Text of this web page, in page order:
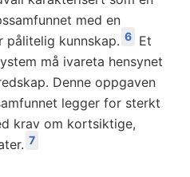
med en
pålitelig kunnskap. 6 Et
må ivareta hensynet
Denne oppgaven
legger for sterkt
krav om kortsiktige,
7